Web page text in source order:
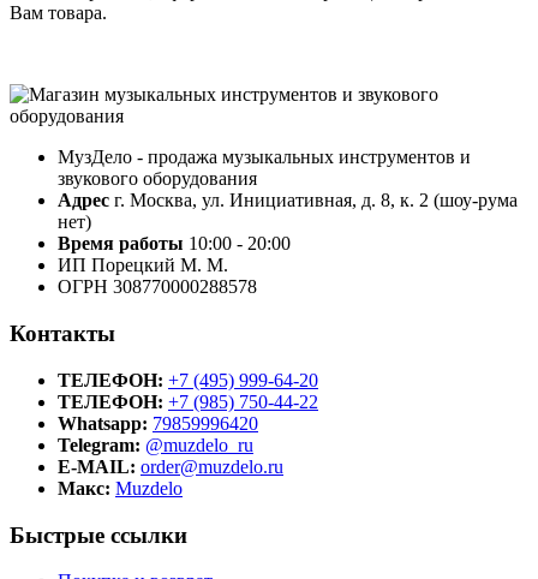
Вам товара.
МузДело - продажа музыкальных инструментов и
звукового оборудования
Адрес г. Москва, ул. Инициативная, д. 8, к. 2 (шоу-рума
нет)
Время работы 10:00 - 20:00
ИП Порецкий М. М.
ОГРН 308770000288578
Контакты
ТЕЛЕФОН: +7 (495) 999-64-20
ТЕЛЕФОН: +7 (985) 750-44-22
Whatsapp: 79859996420
Telegram: @muzdelo_ru
E-MAIL: order@muzdelo.ru
Макс: Muzdelo
Быстрые ссылки